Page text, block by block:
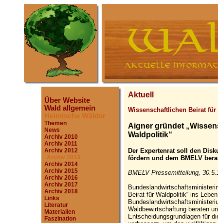
Über Website
Wald allgemein
Heimische Wälder
Themen
News
Archiv 2010
Archiv 2011
Archiv 2012
Archiv 2013
Archiv 2014
Archiv 2015
Archiv 2016
Archiv 2017
Archiv 2018
Links
Literatur
Materialien
Faszination
Aktuell
Wissenschaftlichen Beirat
Aigner gründet
Waldpolitik“
Der Expertenrat soll den
fördern und dem BMELV
BMELV Pressemitteilung,
Beirat für Waldpolitik“ ins
Waldbewirtschaftung beraten
Entscheidungsgrundlagen für